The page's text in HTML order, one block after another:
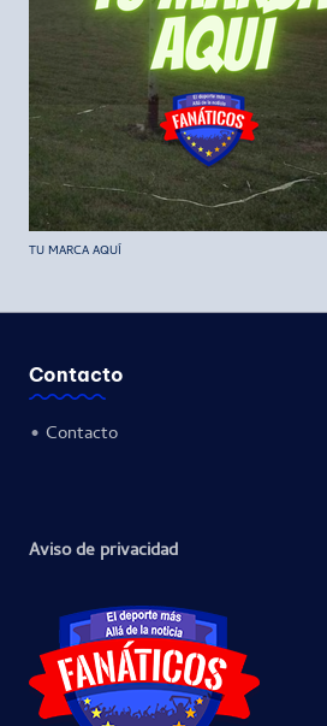
TU MARCA AQUÍ
Contacto
• Contacto
Aviso de privacidad